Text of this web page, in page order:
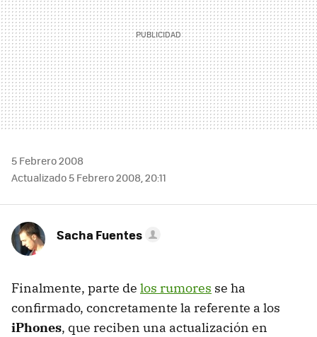
5 Febrero 2008
Actualizado 5 Febrero 2008, 20:11
Sacha Fuentes
Finalmente, parte de los rumores se ha
confirmado, concretamente la referente a los
iPhones, que reciben una actualización en